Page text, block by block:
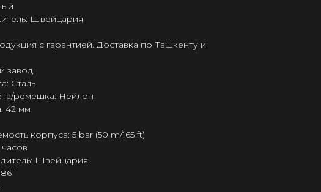
Швейцария
с гарантией. Доставка по Ташкенту и
завод
Сталь
ремешка: Нейлон
42 мм
корпуса: 5 bar (50 m/165 ft)
Швейцария